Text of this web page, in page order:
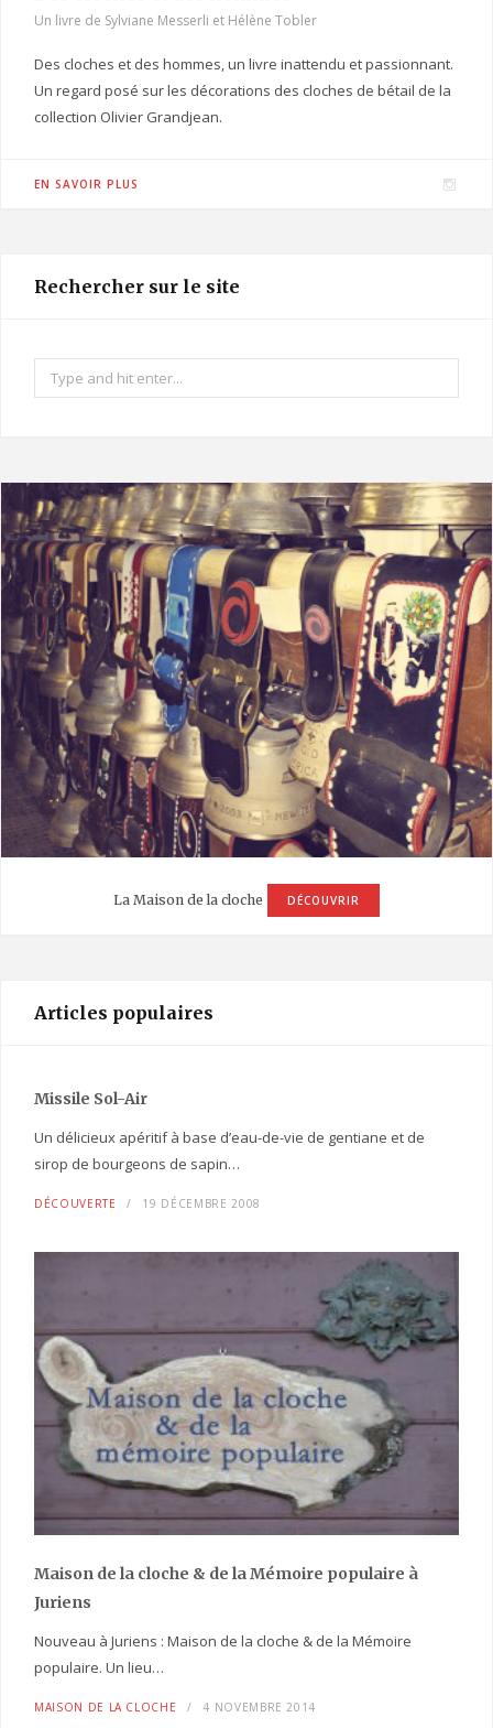
Un livre de Sylviane Messerli et Hélène Tobler
Des cloches et des hommes, un livre inattendu et passionnant.
Un regard posé sur les décorations des cloches de bétail de la
collection Olivier Grandjean.
EN SAVOIR PLUS
I
r
Rechercher sur le site
Search
for:
La Maison de la cloche DÉCOUVRIR
Articles populaires
Missile Sol-Air
Un délicieux apéritif à base d’eau-de-vie de gentiane et de
sirop de bourgeons de sapin…
DÉCOUVERTE 19 DÉCEMBRE 2008
Maison de la cloche & de la Mémoire populaire à
Juriens
Nouveau à Juriens : Maison de la cloche & de la Mémoire
populaire. Un lieu…
MAISON DE LA CLOCHE 4 NOVEMBRE 2014